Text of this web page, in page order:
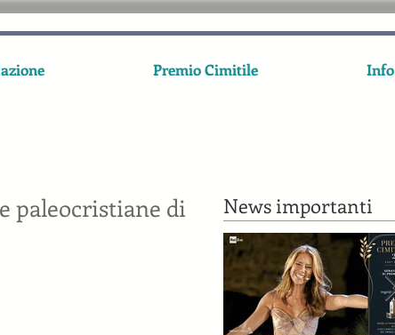
Premio Cimitile Info
paleocristiane di
News importanti